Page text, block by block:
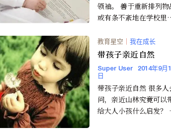
领袖。 善于重新排列物
或有条不紊地在学校里
子，他们可能具备强有
的...
教育星空 ｜ 我在成长
带孩子亲近自然
Super User
2014年9月
日
带孩子亲近自然 很多人
问，亲近山林究竟可以
给大人小孩什么启发？